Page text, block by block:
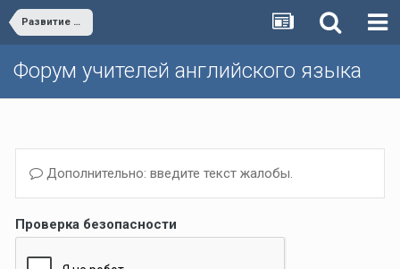
Развитие и обучение дошкольников (не только английскому)
Форум учителей английского языка
Дополнительно: введите текст жалобы.
Проверка безопасности